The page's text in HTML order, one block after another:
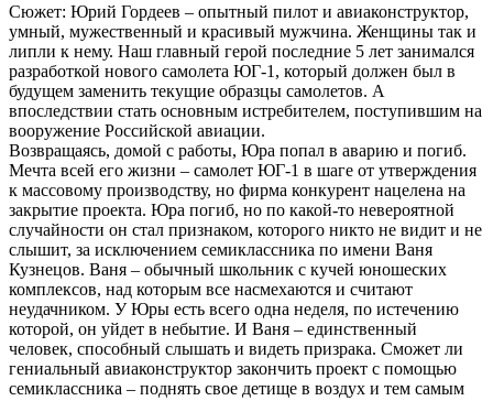
Сюжет: Юрий Гордеев – опытный пилот и авиаконструктор,
умный, мужественный и красивый мужчина. Женщины так и
липли к нему. Наш главный герой последние 5 лет занимался
разработкой нового самолета ЮГ-1, который должен был в
будущем заменить текущие образцы самолетов. А
впоследствии стать основным истребителем, поступившим на
вооружение Российской авиации.
Возвращаясь, домой с работы, Юра попал в аварию и погиб.
Мечта всей его жизни – самолет ЮГ-1 в шаге от утверждения
к массовому производству, но фирма конкурент нацелена на
закрытие проекта. Юра погиб, но по какой-то невероятной
случайности он стал признаком, которого никто не видит и не
слышит, за исключением семиклассника по имени Ваня
Кузнецов. Ваня – обычный школьник с кучей юношеских
комплексов, над которым все насмехаются и считают
неудачником. У Юры есть всего одна неделя, по истечению
которой, он уйдет в небытие. И Ваня – единственный
человек, способный слышать и видеть призрака. Сможет ли
гениальный авиаконструктор закончить проект с помощью
семиклассника – поднять свое детище в воздух и тем самым